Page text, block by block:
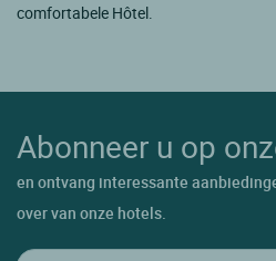
comfortabele Hôtel.
Abonneer u op
en ontvang interessante
over van onze hotels.